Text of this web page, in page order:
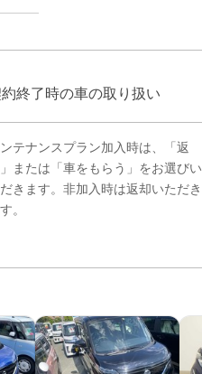
終了時の車の取り扱い
テナンスプラン加入時は、「返
または「車をもらう」をお選びい
きます。非加入時は返却いただき
。